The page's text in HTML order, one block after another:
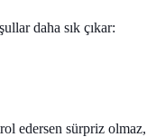
daha sık çıkar:
sürpriz olmaz,